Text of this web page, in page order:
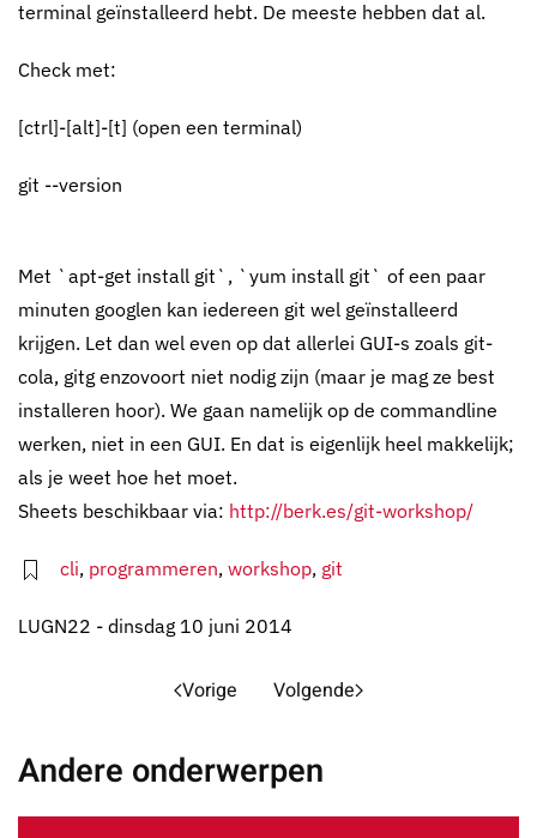
terminal geïnstalleerd hebt. De meeste hebben dat al.
Check met:
[ctrl]-[alt]-[t] (open een terminal)
git --version
Met `apt-get install git`, `yum install git` of een paar
minuten googlen kan iedereen git wel geïnstalleerd
krijgen. Let dan wel even op dat allerlei GUI-s zoals git-
cola, gitg enzovoort niet nodig zijn (maar je mag ze best
installeren hoor). We gaan namelijk op de commandline
werken, niet in een GUI. En dat is eigenlijk heel makkelijk;
als je weet hoe het moet.
Sheets beschikbaar via: http://berk.es/git-workshop/
cli, programmeren, workshop, git
LUGN22 - dinsdag 10 juni 2014
Vorige Volgende
Andere onderwerpen